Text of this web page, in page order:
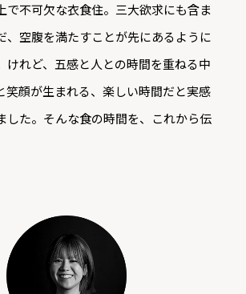
で不可欠な衣食住。三大欲求にも含ま
、空腹を満たすことが先にあるように
けれど、五感と人との時間を重ねる中
笑顔が生まれる、楽しい時間だと実感
した。そんな食の時間を、これから伝